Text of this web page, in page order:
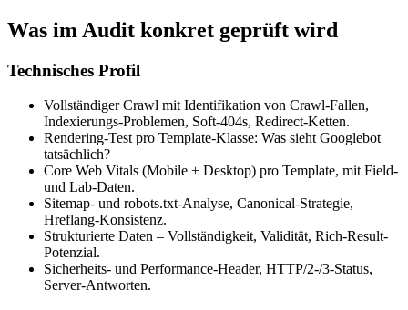
Was im Audit konkret geprüft wird
Technisches Profil
Vollständiger Crawl mit Identifikation von Crawl-Fallen,
Indexierungs-Problemen, Soft-404s, Redirect-Ketten.
Rendering-Test pro Template-Klasse: Was sieht Googlebot
tatsächlich?
Core Web Vitals (Mobile + Desktop) pro Template, mit Field-
und Lab-Daten.
Sitemap- und robots.txt-Analyse, Canonical-Strategie,
Hreflang-Konsistenz.
Strukturierte Daten – Vollständigkeit, Validität, Rich-Result-
Potenzial.
Sicherheits- und Performance-Header, HTTP/2-/3-Status,
Server-Antworten.